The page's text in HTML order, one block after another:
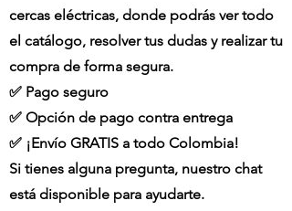
cercas eléctricas, donde podrás ver todo
el catálogo, resolver tus dudas y realizar tu
compra de forma segura.
✅ Pago seguro
✅ Opción de pago contra entrega
✅ ¡Envío GRATIS a todo Colombia!
Si tienes alguna pregunta, nuestro chat
está disponible para ayudarte.